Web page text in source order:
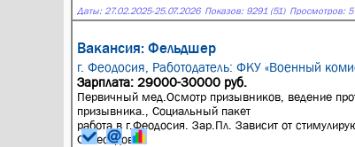
Даты: 27.02.2025-25.07.2026 Показов: 9291 (51) Просмотров: 5
Вакансия: Фельдшер
г. Феодосия, Работодатель: ФКУ «Военный
Зарплата: 29000-30000 руб.
Первичный мед.Осмотр призывников, ведение
призывника., Социальный пакет
работа в г.Феодосия. Зар.Пл. Зависит от
Собеседов...